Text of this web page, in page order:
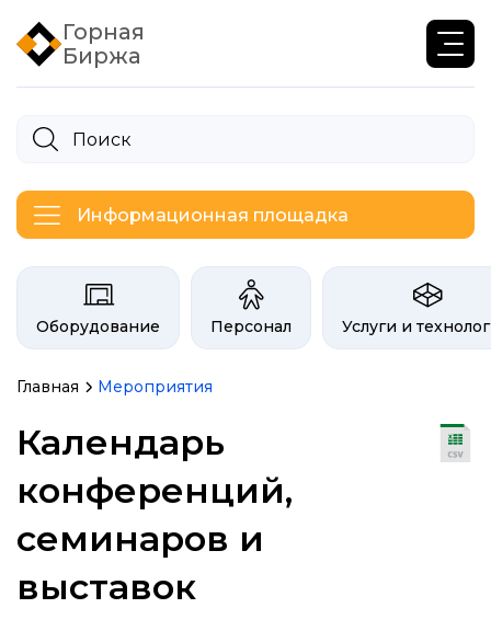
Горная
Биржа
Информационная площадка
Категории на бирже Инфогор
Оборудование Персонал Услуги и
Главная Мероприятия
Календарь
конференций,
семинаров и
выставок